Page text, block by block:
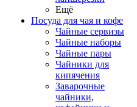
Ещё
Посуда для чая и кофе
Чайные сервизы
Чайные наборы
Чайные пары
Чайники для
кипячения
Заварочные
чайники,